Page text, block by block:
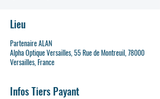
Lieu
Partenaire ALAN
Alpha Optique Versailles, 55 Rue de Montreuil, 78000
Versailles, France
Infos Tiers Payant